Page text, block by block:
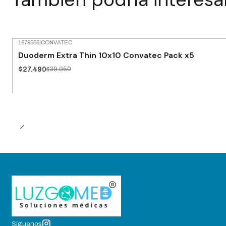
1879555|CONVATEC
Duoderm Extra Thin 10x10 Convatec Pack x5
$27.490$39.950
Síguenos